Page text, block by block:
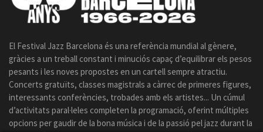
El Festival Jazz Barcelona és una referència mundial al gènere,
gràcies a un treball constant i minuciós capaç d’equilibrar els pesos
pesants i les noves propostes en un cartell sempre atractiu.
Concerts gratuïts, classes magistrals a càrrec de primeres figures,
interessants conferències, trobades amb els artistes... Un cúmul
d’activitats paral·leles completen la programació, oferint múltiples
opcions per gaudir de la bona música i de la passió pel jazz durant la